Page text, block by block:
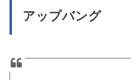
アップバング